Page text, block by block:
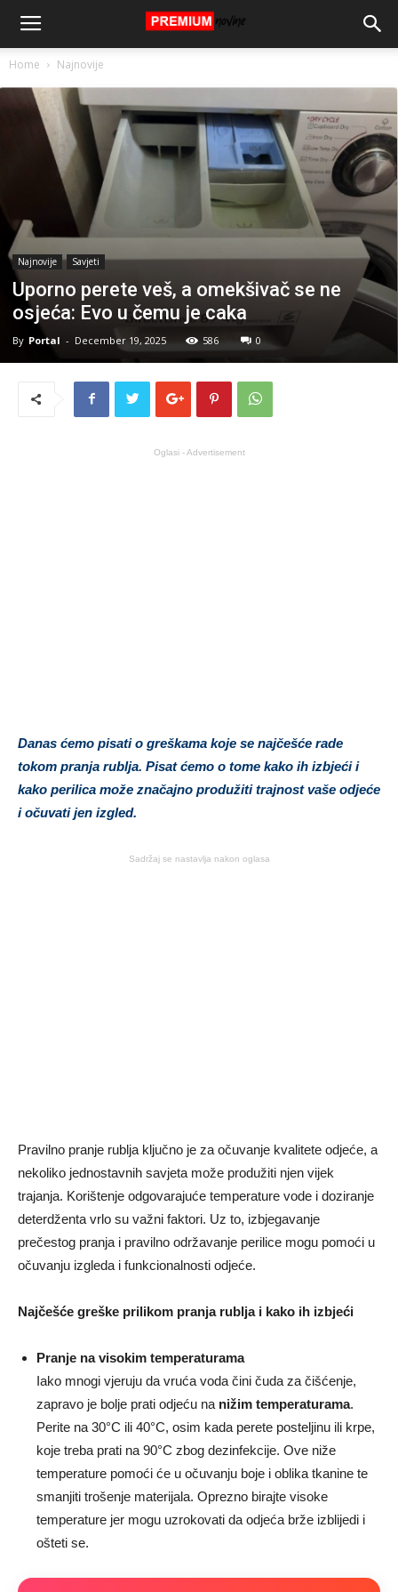
Home Najnovije
Najnovije Savjeti
Uporno perete veš, a omekšivač se ne
osjeća: Evo u čemu je caka
By Portal - December 19, 2025 586 0
Oglasi - Advertisement
Danas ćemo pisati o greškama koje se najčešće rade
tokom pranja rublja. Pisat ćemo o tome kako ih izbjeći i
kako perilica može značajno produžiti trajnost vaše odjeće
i očuvati jen izgled.
Sadržaj se nastavlja nakon oglasa
Pravilno pranje rublja ključno je za očuvanje kvalitete odjeće, a
nekoliko jednostavnih savjeta može produžiti njen vijek
trajanja. Korištenje odgovarajuće temperature vode i doziranje
deterdženta vrlo su važni faktori. Uz to, izbjegavanje
prečestog pranja i pravilno održavanje perilice mogu pomoći u
očuvanju izgleda i funkcionalnosti odjeće.
Najčešće greške prilikom pranja rublja i kako ih izbjeći
Pranje na visokim temperaturama
Iako mnogi vjeruju da vruća voda čini čuda za čišćenje,
zapravo je bolje prati odjeću na nižim temperaturama.
Perite na 30°C ili 40°C, osim kada perete posteljinu ili krpe,
koje treba prati na 90°C zbog dezinfekcije. Ove niže
temperature pomoći će u očuvanju boje i oblika tkanine te
smanjiti trošenje materijala. Oprezno birajte visoke
temperature jer mogu uzrokovati da odjeća brže izblijedi i
ošteti se.